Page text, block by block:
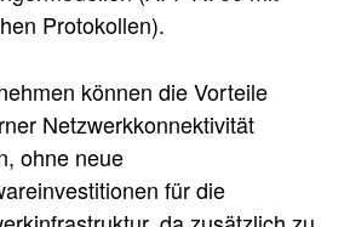
Protokollen).
können die Vorteile
Netzwerkkonnektivität
ohne neue
für die